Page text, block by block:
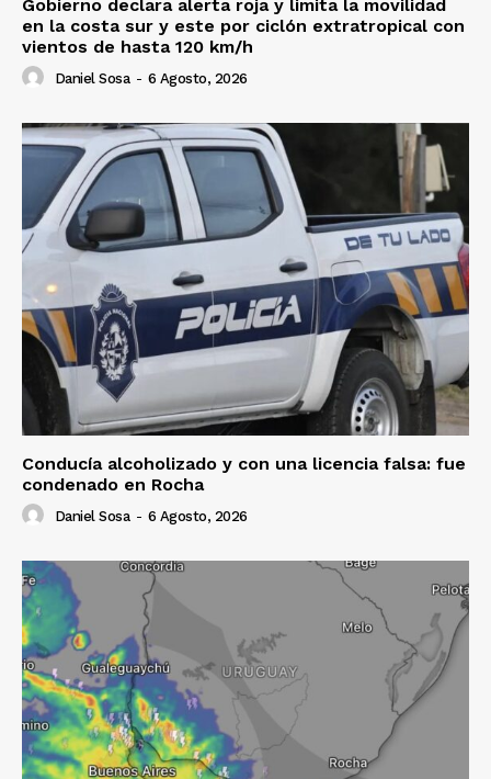
Gobierno declara alerta roja y limita la movilidad
en la costa sur y este por ciclón extratropical con
vientos de hasta 120 km/h
Daniel Sosa - 6 Agosto, 2026
Conducía alcoholizado y con una licencia falsa: fue
condenado en Rocha
Daniel Sosa - 6 Agosto, 2026